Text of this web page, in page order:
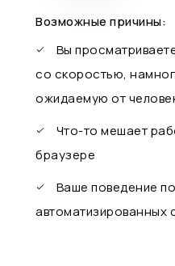
Возможные причины:
Вы
со скоростью,
ожидаемую от
Что-то мешает
браузере
Ваше поведение
автоматизированных